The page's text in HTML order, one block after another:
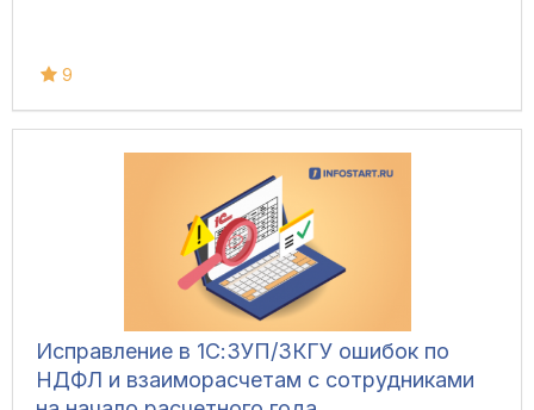
9
Исправление в 1С:ЗУП/ЗКГУ ошибок по
НДФЛ и взаиморасчетам с сотрудниками